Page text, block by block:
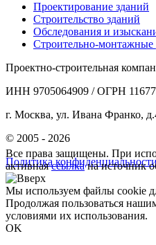
Проектирование зданий
Строительство зданий
Обследования и
Строительно-монтажные
Проектно-строительная
ИНН 9705064909 / ОГРН
г. Москва, ул. Ивана Франко,
© 2005 - 2026
Политика
Все права защищены. При
активнаяссылкана источник
Мы используем файлы cookie
Продолжая пользоваться
условиями их использования.
OK